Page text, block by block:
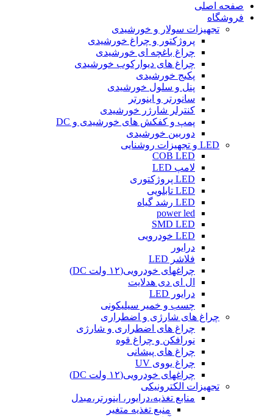
صفحه اصلی
فروشگاه
تجهیزات سولار و خورشیدی
پروژکتور و چراغ خورشیدی
چراغ باغچه ای خورشیدی
چراغ های دیوارکوب خورشیدی
پکیج خورشیدی
پنل و سلول خورشیدی
سانورتر و اینورتر
کنترلر شارژر خورشیدی
پمپ و کفکش های خورشیدی و DC
دوربین خورشیدی
LED و تجهیزات روشنایی
COB LED
لامپ LED
LED پروژکتوری
LED تابلویی
LED رشد گیاه
power led
SMD LED
LED خودرویی
درایور
فلاشر LED
چراغهای خودرویی(۱۲ ولت DC)
ال ای دی هدلایت
درایور LED
چسب و خمیر سیلیکونی
چراغ های شارژی و اضطراری
چراغ های اضطراری و شارژی
نورافکن و چراغ قوه
چراغ های پیشانی
چراغ یووی UV
چراغهای خودرویی(۱۲ ولت DC)
تجهیزات الکترونیکی
منابع تغذیه،درایور، اینورتر،مبدل
منبع تغذیه متغیر